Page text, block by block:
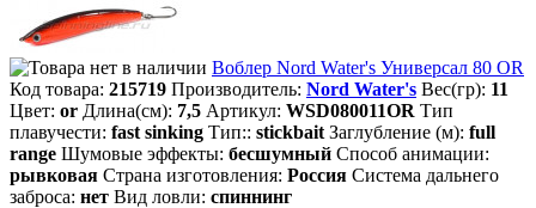
Воблер Nord Water's Универсал 80 OR
Код товара: 215719 Производитель: Nord Water's Вес(гр): 11
Цвет: or Длина(см): 7,5 Артикул: WSD080011OR Тип
плавучести: fast sinking Тип:: stickbait Заглубление (м): full
range Шумовые эффекты: бесшумный Способ анимации:
рывковая Страна изготовления: Россия Система дальнего
заброса: нет Вид ловли: спиннинг